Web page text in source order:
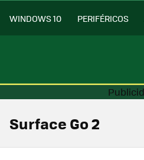
WINDOWS 10 PERIFÉRICOS
Surface Go 2